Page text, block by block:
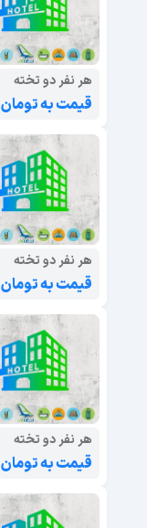
هر نفر دو تخته
قیمت به تومان
هر نفر دو تخته
قیمت به تومان
هر نفر دو تخته
قیمت به تومان